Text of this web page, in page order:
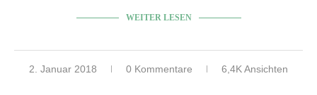
WEITER LESEN
2. Januar 2018 0 Kommentare 6,4K Ansichten